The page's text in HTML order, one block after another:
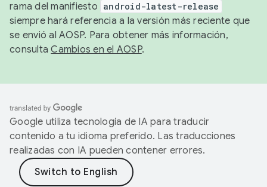
rama del manifiesto android-latest-release
siempre hará referencia a la versión más reciente que
se envió al AOSP. Para obtener más información,
consultaCambios en el AOSP.
Google utiliza tecnología de IA para traducir
contenido a tu idioma preferido. Las traducciones
realizadas con IA pueden contener errores.